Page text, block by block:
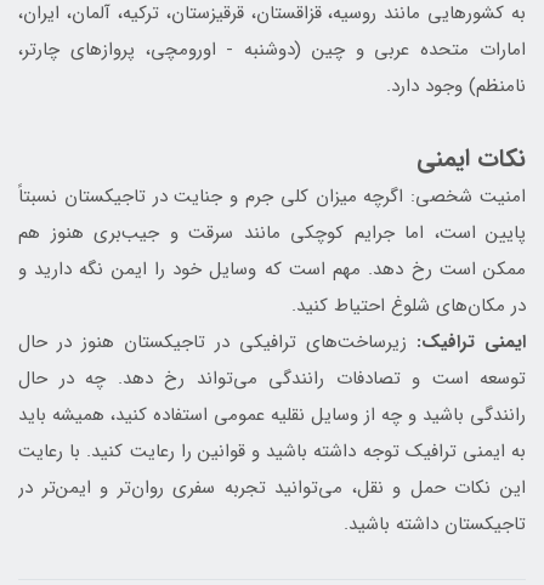
به کشورهایی مانند روسیه، قزاقستان، قرقیزستان، ترکیه، آلمان، ایران،
امارات متحده عربی و چین (دوشنبه - اورومچی، پروازهای چارتر،
نامنظم) وجود دارد.
نکات ایمنی
امنیت شخصی: اگرچه میزان کلی جرم و جنایت در تاجیکستان نسبتاً
پایین است، اما جرایم کوچکی مانند سرقت و جیب‌بری هنوز هم
ممکن است رخ دهد. مهم است که وسایل خود را ایمن نگه دارید و
در مکان‌های شلوغ احتیاط کنید.
ایمنی ترافیک: زیرساخت‌های ترافیکی در تاجیکستان هنوز در حال
توسعه است و تصادفات رانندگی می‌تواند رخ دهد. چه در حال
رانندگی باشید و چه از وسایل نقلیه عمومی استفاده کنید، همیشه باید
به ایمنی ترافیک توجه داشته باشید و قوانین را رعایت کنید. با رعایت
این نکات حمل و نقل، می‌توانید تجربه سفری روان‌تر و ایمن‌تر در
تاجیکستان داشته باشید.